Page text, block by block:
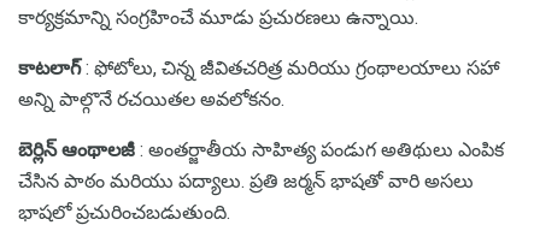
కార్యక్రమాన్ని సంగ్రహించే మూడు ప్రచురణలు ఉన్నాయి.
కాటలాగ్: ఫోటోలు, చిన్న జీవితచరిత్ర మరియు గ్రంథాలయాలు సహా
అన్ని పాల్గొనే రచయితల అవలోకనం.
బెర్లిన్ ఆంథాలజీ : అంతర్జాతీయ సాహిత్య పండుగ అతిథులు ఎంపిక
చేసిన పాఠం మరియు పద్యాలు. ప్రతి జర్మన్ భాషతో వారి అసలు
భాషలో ప్రచురించబడుతుంది.